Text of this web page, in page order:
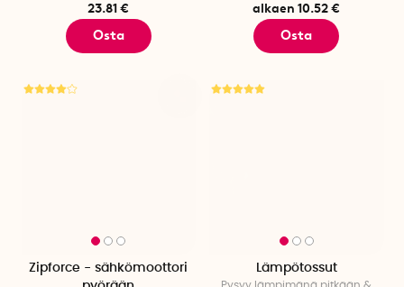
23.81 €
Osta
alkaen 10.52 €
Osta
Zipforce - sähkömoottori
Lämpötossut